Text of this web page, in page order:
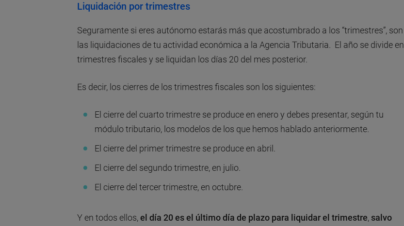
Liquidación por trimestres
Seguramente si eres autónomo estarás más que acostumbrado a los “trimestres”, son
las liquidaciones de tu actividad económica a la Agencia Tributaria. El año se divide en
trimestres fiscales y se liquidan los días 20 del mes posterior.
Es decir, los cierres de los trimestres fiscales son los siguientes:
El cierre del cuarto trimestre se produce en enero y debes presentar, según tu
módulo tributario, los modelos de los que hemos hablado anteriormente.
El cierre del primer trimestre se produce en abril.
El cierre del segundo trimestre, en julio.
El cierre del tercer trimestre, en octubre.
Y en todos ellos,el día 20 es el último día de plazo para liquidar el trimestre,salvo